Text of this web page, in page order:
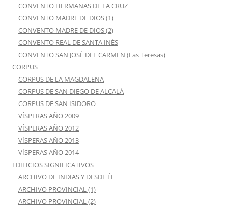
CONVENTO HERMANAS DE LA CRUZ
CONVENTO MADRE DE DIOS (1)
CONVENTO MADRE DE DIOS (2)
CONVENTO REAL DE SANTA INÉS
CONVENTO SAN JOSÉ DEL CARMEN (Las Teresas)
CORPUS
CORPUS DE LA MAGDALENA
CORPUS DE SAN DIEGO DE ALCALÁ
CORPUS DE SAN ISIDORO
VÍSPERAS AÑO 2009
VÍSPERAS AÑO 2012
VÍSPERAS AÑO 2013
VÍSPERAS AÑO 2014
EDIFICIOS SIGNIFICATIVOS
ARCHIVO DE INDIAS Y DESDE ÉL
ARCHIVO PROVINCIAL (1)
ARCHIVO PROVINCIAL (2)